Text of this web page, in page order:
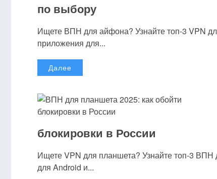
Сохранить моё имя, email и адрес сайта в
Отправляя сообщение, Вы разрешаете сбор и
по выбору
Ищете ВПН для айфона? Узнайте топ-3 VPN
приложения для...
Далее
блокировки в России
Ищете VPN для планшета? Узнайте топ-3
для Android и...